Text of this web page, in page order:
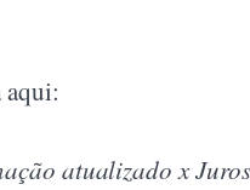
aqui:
atualizado x